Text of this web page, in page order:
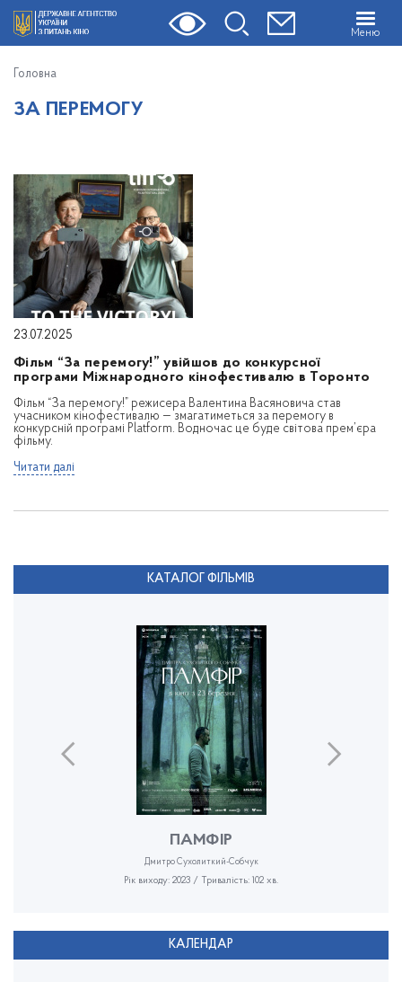
Меню
Головна
ЗА ПЕРЕМОГУ
23.07.2025
Фільм “За перемогу!” увійшов до конкурсної
програми Міжнародного кінофестивалю в Торонто
Фільм “За перемогу!” режисера Валентина Васяновича став
учасником кінофестивалю — змагатиметься за перемогу в
конкурсній програмі Platform. Водночас це буде світова прем’єра
фільму.
Читати далі
КАТАЛОГ ФІЛЬМІВ
ПАМФІР
Дмитро Сухолиткий-Собчук
Рік виходу: 2023 / Тривалість: 102 хв.
КАЛЕНДАР